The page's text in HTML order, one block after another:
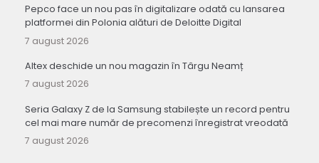
Pepco face un nou pas în digitalizare odată cu lansarea
platformei din Polonia alături de Deloitte Digital
7 august 2026
Altex deschide un nou magazin în Târgu Neamț
7 august 2026
Seria Galaxy Z de la Samsung stabilește un record pentru
cel mai mare număr de precomenzi înregistrat vreodată
7 august 2026